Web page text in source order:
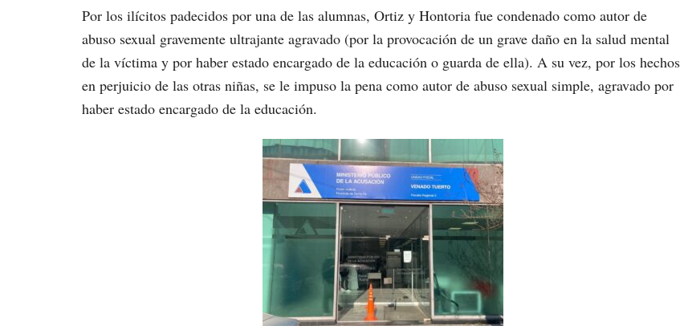
Por los ilícitos padecidos por una de las alumnas, Ortiz y Hontoria fue condenado como autor de
abuso sexual gravemente ultrajante agravado (por la provocación de un grave daño en la salud mental
de la víctima y por haber estado encargado de la educación o guarda de ella). A su vez, por los hechos
en perjuicio de las otras niñas, se le impuso la pena como autor de abuso sexual simple, agravado por
haber estado encargado de la educación.